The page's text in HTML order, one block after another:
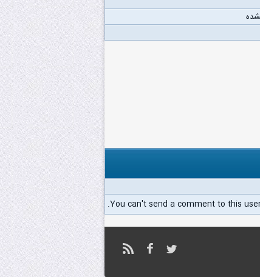
You can't send a comment to this